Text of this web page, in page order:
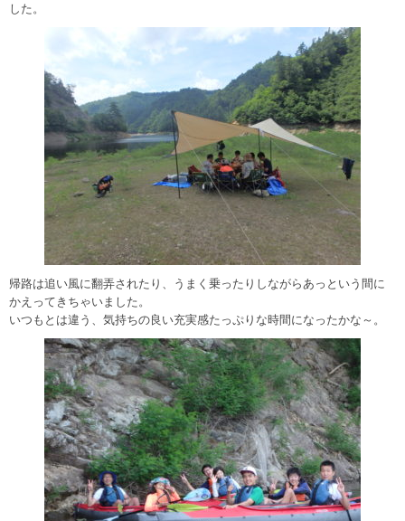
した。
帰路は追い風に翻弄されたり、うまく乗ったりしながらあっという間に
かえってきちゃいました。
いつもとは違う、気持ちの良い充実感たっぷりな時間になったかな～。